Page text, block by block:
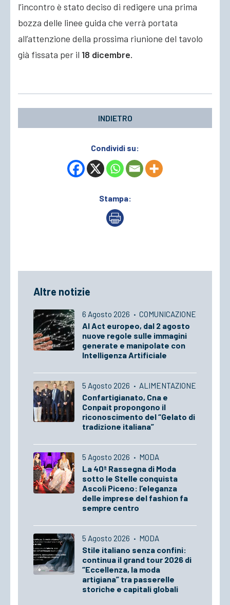
l’incontro è stato deciso di redigere una prima
bozza delle linee guida che verrà portata
all’attenzione della prossima riunione del tavolo
già fissata per il 18 dicembre.
INDIETRO
Condividi su:
Stampa:
Altre notizie
6 Agosto 2026 · COMUNICAZIONE
AI Act europeo, dal 2 agosto
nuove regole sulle immagini
generate e manipolate con
Intelligenza Artificiale
5 Agosto 2026 · ALIMENTAZIONE
Confartigianato, Cna e
Conpait propongono il
riconoscimento del “Gelato di
tradizione italiana”
5 Agosto 2026 · MODA
La 40ª Rassegna di Moda
sotto le Stelle conquista
Ascoli Piceno: l’eleganza
delle imprese del fashion fa
sempre centro
5 Agosto 2026 · MODA
Stile italiano senza confini:
continua il grand tour 2026 di
“Eccellenza, la moda
artigiana” tra passerelle
storiche e capitali globali